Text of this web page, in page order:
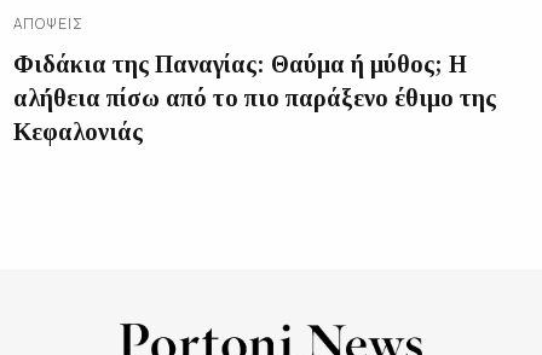
ΑΠΌΨΕΙΣ
Φιδάκια της Παναγίας: Θαύμα ή μύθος; Η
αλήθεια πίσω από το πιο παράξενο έθιμο της
Κεφαλονιάς